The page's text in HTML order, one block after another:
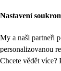
Nastavení
My a naši partneři
personalizovanou
Chcete vědět více?